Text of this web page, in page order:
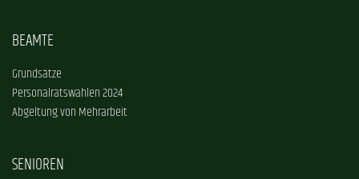
BEAMTE
Grundsätze
Personalratswahlen 2024
Abgeltung von Mehrarbeit
SENIOREN